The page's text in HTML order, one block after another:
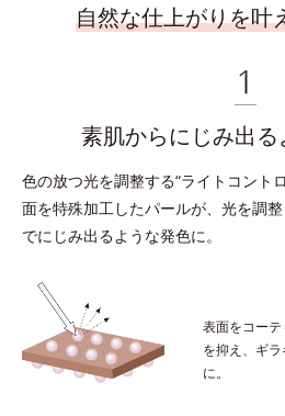
自然な仕上がりを叶
素肌からにじみ出
色の放つ光を調整する“ライトコント
面を特殊加工したパールが、光を調
でにじみ出るような発色に。
表面をコー
を抑え、 ギ
に。